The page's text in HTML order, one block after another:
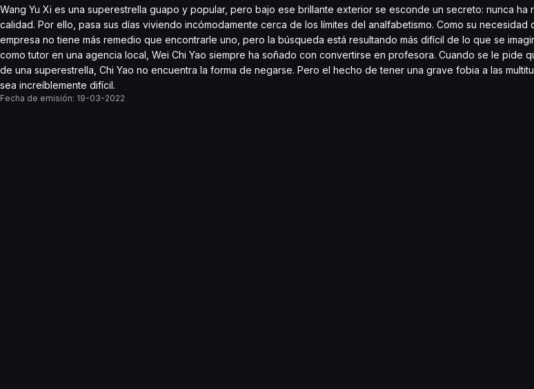
Wang Yu Xi es una superestrella guapo y popular, pero bajo ese brillante exterior se esconde un secreto: nunca
calidad. Por ello, pasa sus días viviendo incómodamente cerca de los límites del analfabetismo. Como su necesidad
empresa no tiene más remedio que encontrarle uno, pero la búsqueda está resultando más difícil de lo que se
como tutor en una agencia local, Wei Chi Yao siempre ha soñado con convertirse en profesora. Cuando se le pide
de una superestrella, Chi Yao no encuentra la forma de negarse. Pero el hecho de tener una grave fobia a las
sea increíblemente difícil.
Fecha de emisión: 19-03-2022